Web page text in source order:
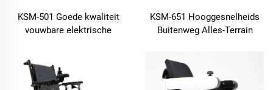
KSM-501 Goede kwaliteit
vouwbare elektrische
Voor volwassenen
KSM-651 Hooggesnelheids
Buitenweg Alles-Terrain
Aluminium Alloy Frame
Zware Verplichting
Gemotoriseerde